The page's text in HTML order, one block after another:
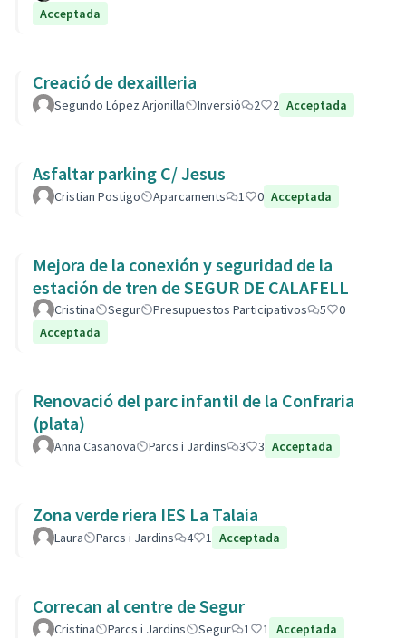
Acceptada
Creació de dexailleria
Segundo López Arjonilla Inversió 2 2 Acceptada
Asfaltar parking C/ Jesus
Cristian Postigo Aparcaments 1 0 Acceptada
Mejora de la conexión y seguridad de la
estación de tren de SEGUR DE CALAFELL
Cristina Segur Presupuestos Participativos 5
0
Acceptada
Renovació del parc infantil de la Confraria
(plata)
Anna Casanova Parcs i Jardins 3 3 Acceptada
Zona verde riera IES La Talaia
Laura Parcs i Jardins 4 1 Acceptada
Correcan al centre de Segur
Cristina Parcs i Jardins Segur 1 1 Acceptada